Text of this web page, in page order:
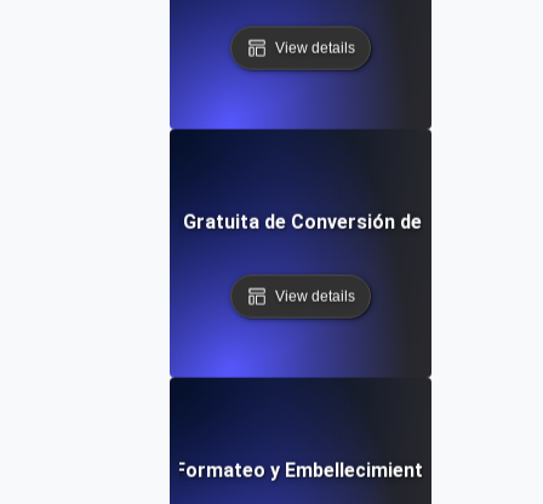
View details
Herramienta Gratuita de Conversión de XML a JSON
View details
Herramienta de Formateo y Embellecimiento YAML